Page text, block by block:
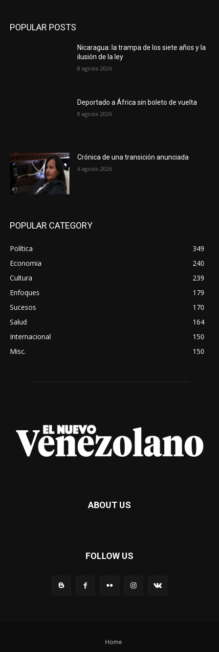
POPULAR POSTS
Nicaragua: la trampa de los siete años y la
ilusión de la ley
8 agosto 2026
Deportado a África sin boleto de vuelta
8 agosto 2026
Crónica de una transición anunciada
6 agosto 2026
POPULAR CATEGORY
Política
349
Economia
240
Cultura
239
Enfoques
179
Sucesos
170
Salud
164
Internacional
150
Misc.
150
ABOUT US
FOLLOW US
Home